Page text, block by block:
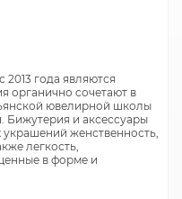
года являются
органично сочетают в
ювелирной школы
Бижутерия и аксессуары
украшений женственность,
легкость,
в форме и